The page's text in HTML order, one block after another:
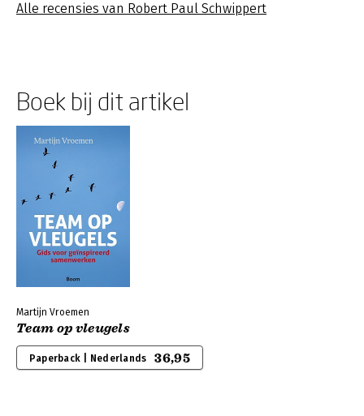
Alle recensies van Robert Paul Schwippert
Boek bij dit artikel
Martijn Vroemen
Team op vleugels
Paperback | Nederlands 36,95